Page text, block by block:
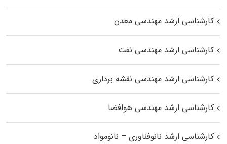
کارشناسی ارشد مهندسی معدن
کارشناسی ارشد مهندسی نفت
کارشناسی ارشد مهندسی نقشه برداری
کارشناسی ارشد مهندسی هوافضا
کارشناسی ارشد نانوفناوری – نانومواد